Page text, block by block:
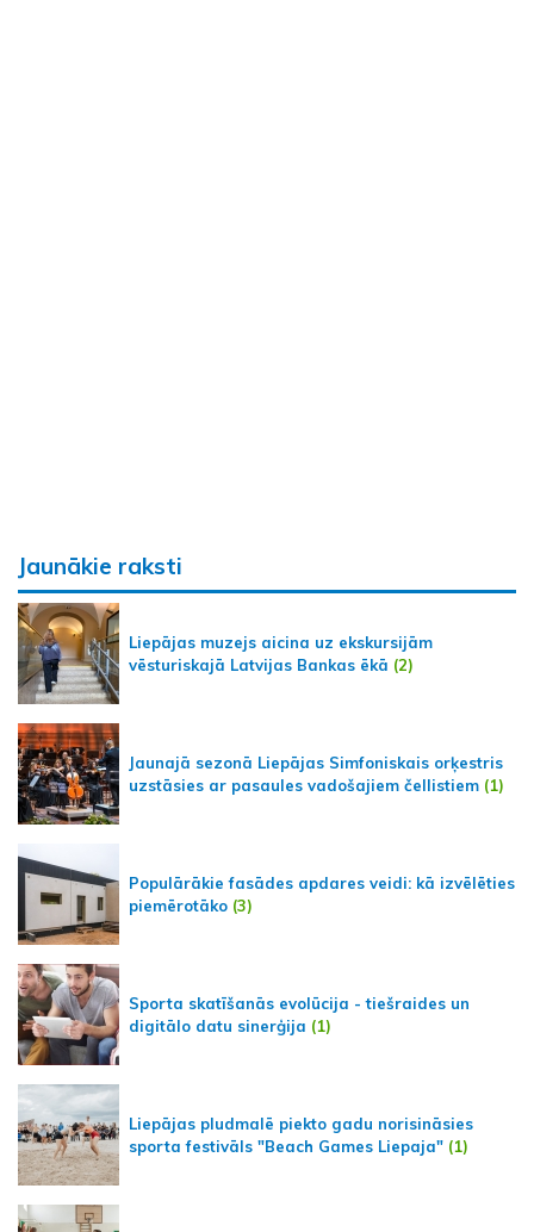
Jaunākie raksti
Liepājas muzejs aicina uz ekskursijām
vēsturiskajā Latvijas Bankas ēkā (2)
Jaunajā sezonā Liepājas Simfoniskais orķestris
uzstāsies ar pasaules vadošajiem čellistiem (1)
Populārākie fasādes apdares veidi: kā izvēlēties
piemērotāko (3)
Sporta skatīšanās evolūcija - tiešraides un
digitālo datu sinerģija (1)
Liepājas pludmalē piekto gadu norisināsies
sporta festivāls "Beach Games Liepaja" (1)